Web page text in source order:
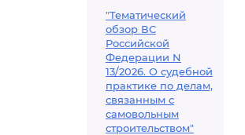
"Тематический
обзор ВС
Российской
Федерации N
13/2026. О судебной
практике по делам,
связанным с
самовольным
строительством"